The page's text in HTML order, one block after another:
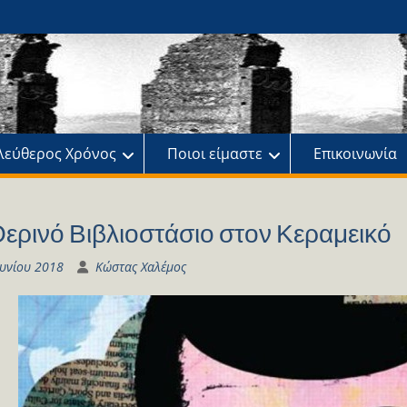
Χρόνος Ποιοι είμαστε Επικοινωνία
Βιβλιοστάσιο στον Κεραμεικό
2018 Κώστας Χαλέμος